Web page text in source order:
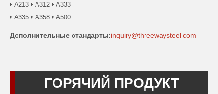
 А213  А312  А333
 А335  А358  А500
Дополнительные стандарты:inquiry@threewaysteel.com
ГОРЯЧИЙ ПРОДУКТ